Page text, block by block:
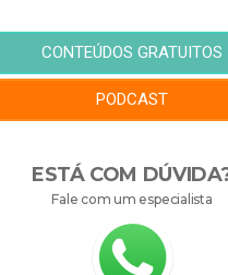
CONTEÚDOS GRATUITOS
PODCAST
ESTÁ COM
Fale com um especialista